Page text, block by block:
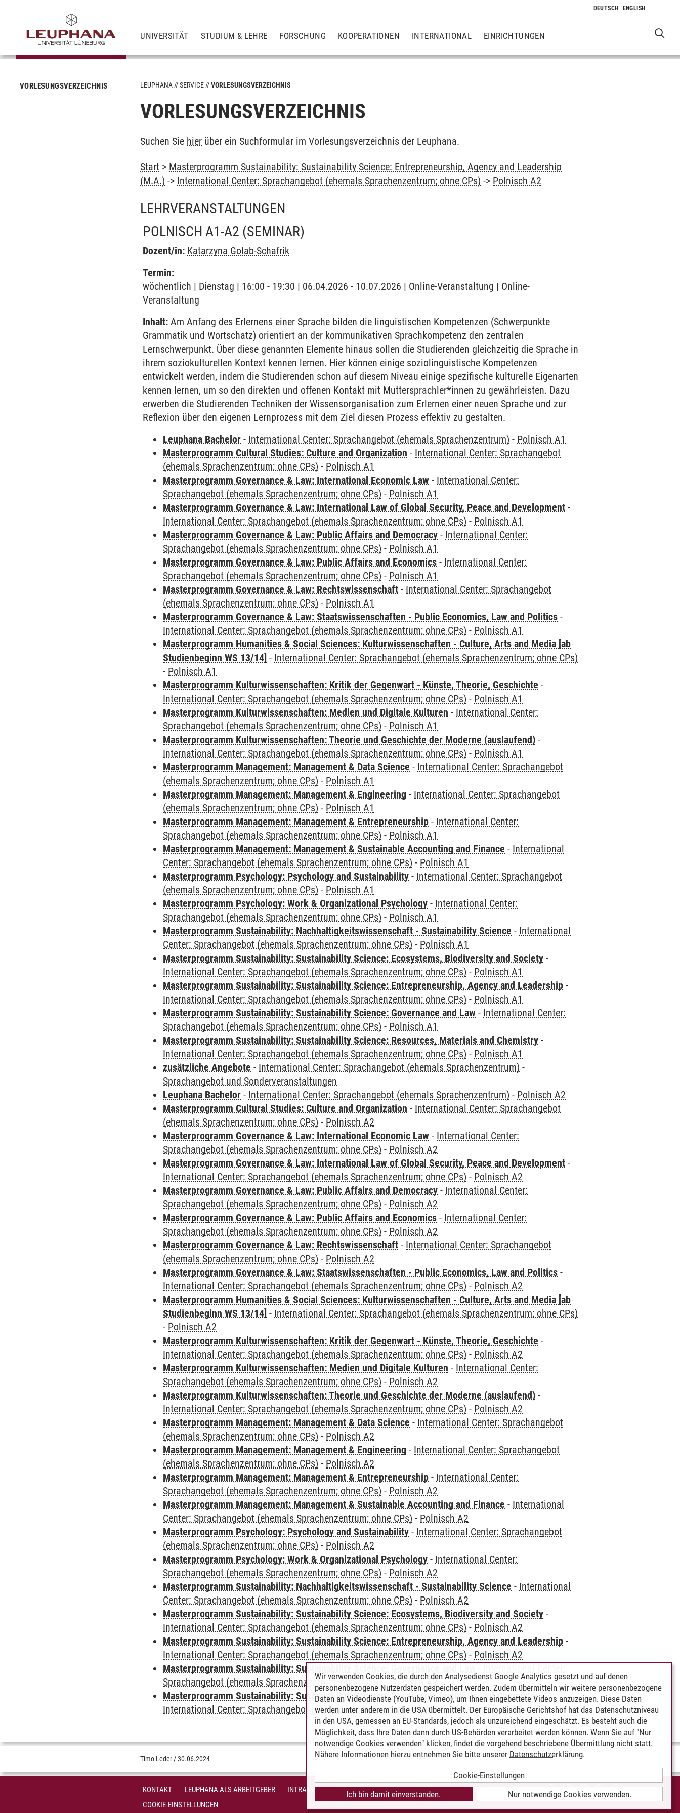
UNIVERSITÄT STUDIUM & LEHRE FORSCHUNG KOOPERATIONEN INTERNATIONAL EINRICHTUNGEN
VORLESUNGSVERZEICHNIS LEUPHANA SERVICE VORLESUNGSVERZEICHNIS
VORLESUNGSVERZEICHNIS
Suchen Sie hier über ein Suchformular im Vorlesungsverzeichnis der Leuphana.
Start > Masterprogramm Sustainability: Sustainability Science: Entrepreneurship, Agency and Leadership
(M.A.) -> International Center: Sprachangebot (ehemals Sprachenzentrum; ohne CPs) -> Polnisch A2
LEHRVERANSTALTUNGEN
POLNISCH A1-A2 (SEMINAR)
Dozent/in: Katarzyna Golab-Schafrik
Termin:
wöchentlich | Dienstag | 16:00 - 19:30 | 06.04.2026 - 10.07.2026 | Online-Veranstaltung | Online-
Veranstaltung
Inhalt: Am Anfang des Erlernens einer Sprache bilden die linguistischen Kompetenzen (Schwerpunkte
Grammatik und Wortschatz) orientiert an der kommunikativen Sprachkompetenz den zentralen
Lernschwerpunkt. Über diese genannten Elemente hinaus sollen die Studierenden gleichzeitig die Sprache in
ihrem soziokulturellen Kontext kennen lernen. Hier können einige soziolinguistische Kompetenzen
entwickelt werden, indem die Studierenden schon auf diesem Niveau einige spezifische kulturelle Eigenarten
kennen lernen, um so den direkten und offenen Kontakt mit Muttersprachler*innen zu gewährleisten. Dazu
erwerben die Studierenden Techniken der Wissensorganisation zum Erlernen einer neuen Sprache und zur
Reflexion über den eigenen Lernprozess mit dem Ziel diesen Prozess effektiv zu gestalten.
Leuphana Bachelor - International Center: Sprachangebot (ehemals Sprachenzentrum) - Polnisch A1
Masterprogramm Cultural Studies: Culture and Organization - International Center: Sprachangebot
(ehemals Sprachenzentrum; ohne CPs) - Polnisch A1
Masterprogramm Governance & Law: International Economic Law - International Center:
Sprachangebot (ehemals Sprachenzentrum; ohne CPs) - Polnisch A1
Masterprogramm Governance & Law: International Law of Global Security, Peace and Development -
International Center: Sprachangebot (ehemals Sprachenzentrum; ohne CPs) - Polnisch A1
Masterprogramm Governance & Law: Public Affairs and Democracy - International Center:
Sprachangebot (ehemals Sprachenzentrum; ohne CPs) - Polnisch A1
Masterprogramm Governance & Law: Public Affairs and Economics - International Center:
Sprachangebot (ehemals Sprachenzentrum; ohne CPs) - Polnisch A1
Masterprogramm Governance & Law: Rechtswissenschaft - International Center: Sprachangebot
(ehemals Sprachenzentrum; ohne CPs) - Polnisch A1
Masterprogramm Governance & Law: Staatswissenschaften - Public Economics, Law and Politics -
International Center: Sprachangebot (ehemals Sprachenzentrum; ohne CPs) - Polnisch A1
Masterprogramm Humanities & Social Sciences: Kulturwissenschaften - Culture, Arts and Media [ab
Studienbeginn WS 13/14] - International Center: Sprachangebot (ehemals Sprachenzentrum; ohne CPs)
- Polnisch A1
Masterprogramm Kulturwissenschaften: Kritik der Gegenwart - Künste, Theorie, Geschichte -
International Center: Sprachangebot (ehemals Sprachenzentrum; ohne CPs) - Polnisch A1
Masterprogramm Kulturwissenschaften: Medien und Digitale Kulturen - International Center:
Sprachangebot (ehemals Sprachenzentrum; ohne CPs) - Polnisch A1
Masterprogramm Kulturwissenschaften: Theorie und Geschichte der Moderne (auslaufend) -
International Center: Sprachangebot (ehemals Sprachenzentrum; ohne CPs) - Polnisch A1
Masterprogramm Management: Management & Data Science - International Center: Sprachangebot
(ehemals Sprachenzentrum; ohne CPs) - Polnisch A1
Masterprogramm Management: Management & Engineering - International Center: Sprachangebot
(ehemals Sprachenzentrum; ohne CPs) - Polnisch A1
Masterprogramm Management: Management & Entrepreneurship - International Center:
Sprachangebot (ehemals Sprachenzentrum; ohne CPs) - Polnisch A1
Masterprogramm Management: Management & Sustainable Accounting and Finance - International
Center: Sprachangebot (ehemals Sprachenzentrum; ohne CPs) - Polnisch A1
Masterprogramm Psychology: Psychology and Sustainability - International Center: Sprachangebot
(ehemals Sprachenzentrum; ohne CPs) - Polnisch A1
Masterprogramm Psychology: Work & Organizational Psychology - International Center:
Sprachangebot (ehemals Sprachenzentrum; ohne CPs) - Polnisch A1
Masterprogramm Sustainability: Nachhaltigkeitswissenschaft - Sustainability Science - International
Center: Sprachangebot (ehemals Sprachenzentrum; ohne CPs) - Polnisch A1
Masterprogramm Sustainability: Sustainability Science: Ecosystems, Biodiversity and Society -
International Center: Sprachangebot (ehemals Sprachenzentrum; ohne CPs) - Polnisch A1
Masterprogramm Sustainability: Sustainability Science: Entrepreneurship, Agency and Leadership -
International Center: Sprachangebot (ehemals Sprachenzentrum; ohne CPs) - Polnisch A1
Masterprogramm Sustainability: Sustainability Science: Governance and Law - International Center:
Sprachangebot (ehemals Sprachenzentrum; ohne CPs) - Polnisch A1
Masterprogramm Sustainability: Sustainability Science: Resources, Materials and Chemistry -
International Center: Sprachangebot (ehemals Sprachenzentrum; ohne CPs) - Polnisch A1
zusätzliche Angebote - International Center: Sprachangebot (ehemals Sprachenzentrum) -
Sprachangebot und Sonderveranstaltungen
Leuphana Bachelor - International Center: Sprachangebot (ehemals Sprachenzentrum) - Polnisch A2
Masterprogramm Cultural Studies: Culture and Organization - International Center: Sprachangebot
(ehemals Sprachenzentrum; ohne CPs) - Polnisch A2
Masterprogramm Governance & Law: International Economic Law - International Center:
Sprachangebot (ehemals Sprachenzentrum; ohne CPs) - Polnisch A2
Masterprogramm Governance & Law: International Law of Global Security, Peace and Development -
International Center: Sprachangebot (ehemals Sprachenzentrum; ohne CPs) - Polnisch A2
Masterprogramm Governance & Law: Public Affairs and Democracy - International Center:
Sprachangebot (ehemals Sprachenzentrum; ohne CPs) - Polnisch A2
Masterprogramm Governance & Law: Public Affairs and Economics - International Center:
Sprachangebot (ehemals Sprachenzentrum; ohne CPs) - Polnisch A2
Masterprogramm Governance & Law: Rechtswissenschaft - International Center: Sprachangebot
(ehemals Sprachenzentrum; ohne CPs) - Polnisch A2
Masterprogramm Governance & Law: Staatswissenschaften - Public Economics, Law and Politics -
International Center: Sprachangebot (ehemals Sprachenzentrum; ohne CPs) - Polnisch A2
Masterprogramm Humanities & Social Sciences: Kulturwissenschaften - Culture, Arts and Media [ab
Studienbeginn WS 13/14] - International Center: Sprachangebot (ehemals Sprachenzentrum; ohne CPs)
- Polnisch A2
Masterprogramm Kulturwissenschaften: Kritik der Gegenwart - Künste, Theorie, Geschichte -
International Center: Sprachangebot (ehemals Sprachenzentrum; ohne CPs) - Polnisch A2
Masterprogramm Kulturwissenschaften: Medien und Digitale Kulturen - International Center:
Sprachangebot (ehemals Sprachenzentrum; ohne CPs) - Polnisch A2
Masterprogramm Kulturwissenschaften: Theorie und Geschichte der Moderne (auslaufend) -
International Center: Sprachangebot (ehemals Sprachenzentrum; ohne CPs) - Polnisch A2
Masterprogramm Management: Management & Data Science - International Center: Sprachangebot
(ehemals Sprachenzentrum; ohne CPs) - Polnisch A2
Masterprogramm Management: Management & Engineering - International Center: Sprachangebot
(ehemals Sprachenzentrum; ohne CPs) - Polnisch A2
Masterprogramm Management: Management & Entrepreneurship - International Center:
Sprachangebot (ehemals Sprachenzentrum; ohne CPs) - Polnisch A2
Masterprogramm Management: Management & Sustainable Accounting and Finance - International
Center: Sprachangebot (ehemals Sprachenzentrum; ohne CPs) - Polnisch A2
Masterprogramm Psychology: Psychology and Sustainability - International Center: Sprachangebot
(ehemals Sprachenzentrum; ohne CPs) - Polnisch A2
Masterprogramm Psychology: Work & Organizational Psychology - International Center:
Sprachangebot (ehemals Sprachenzentrum; ohne CPs) - Polnisch A2
Masterprogramm Sustainability: Nachhaltigkeitswissenschaft - Sustainability Science - International
Center: Sprachangebot (ehemals Sprachenzentrum; ohne CPs) - Polnisch A2
Masterprogramm Sustainability: Sustainability Science: Ecosystems, Biodiversity and Society -
International Center: Sprachangebot (ehemals Sprachenzentrum; ohne CPs) - Polnisch A2
Masterprogramm Sustainability: Sustainability Science: Entrepreneurship, Agency and Leadership -
International Center: Sprachangebot (ehemals Sprachenzentrum; ohne CPs) - Polnisch A2
Masterprogramm Sustainability: Sustainability Science: Governance and Law
Sprachangebot (ehemals Sprachenzentrum; ohne CPs)-Polnisch A2
Masterprogramm Sustainability: Sustainability Science: Resources, Materials and Chemistry-
International Center: Sprachangebot (ehemals Sprachenzentrum; ohne CPs)-Polnisch A2
Timo Leder /30.06.2024
KONTAKT LEUPHANA ALS ARBEITGEBER INTRANET IMPRESSUM DATENSCHUTZ
BARRIEREFREIHEIT
COOKIE-EINSTELLUNGEN
Wir verwenden Cookies, die durch den Analysedienst Google Analytics gesetzt und auf denen
personenbezogene Nutzerdaten gespeichert werden. Zudem übermitteln wir weitere personenbezogene
Daten an Videodienste (YouTube, Vimeo), um Ihnen eingebettete Videos anzuzeigen. Diese Daten
werden unter anderem in die USA übermittelt. Der Europäische Gerichtshof hat das Datenschutzniveau
in den USA, gemessen an EU-Standards, jedoch als unzureichend eingeschätzt. Es besteht auch die
Möglichkeit, dass Ihre Daten dann durch US-Behörden verarbeitet werden können. Wenn Sie auf "Nur
notwendige Cookies verwenden" klicken, findet die vorgehend beschriebene Übermittlung nicht statt.
Nähere Informationen hierzu entnehmen Sie bitte unserer Datenschutzerklärung.
Cookie-Einstellungen
Nur notwendige Cookies verwenden.
Ich bin damit einverstanden.